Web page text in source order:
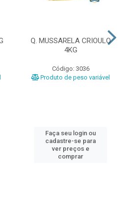
Q. MUSSARELA CRIOULO
4KG
Código: 3036
Produto de peso variável
Faça seu login ou
cadastre-se para
ver preços e
comprar